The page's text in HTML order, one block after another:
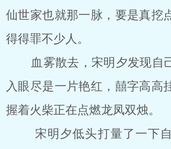
仙世家也就那一脉，要是真挖
得得罪不少人。
血雾散去，宋明夕发现自己
入眼尽是一片艳红，囍字高高
握着火柴正在点燃龙凤双烛。
宋明夕低头打量了一下自